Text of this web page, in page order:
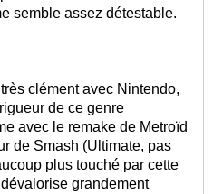
semble assez détestable.
clément avec Nintendo,
de ce genre
avec le remake de Metroïd
de Smash (Ultimate, pas
plus touché par cette
grandement